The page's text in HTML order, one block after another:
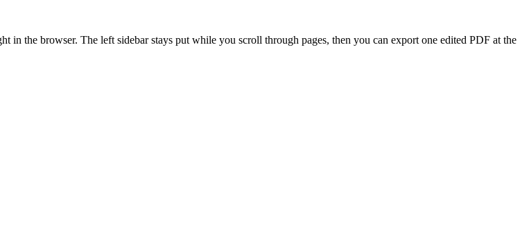
in the browser. The left sidebar stays put while you scroll through pages, then you can export one edited PDF at the